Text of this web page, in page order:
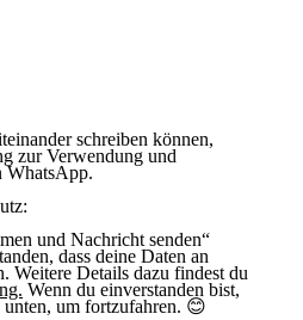
schreiben können,
zur Verwendung und
WhatsApp.
und Nachricht senden“
dass deine Daten an
Weitere Details dazu findest du
Wenn du einverstanden bist,
um fortzufahren. 😊